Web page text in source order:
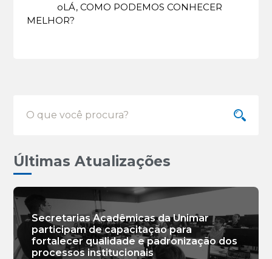
oLÁ, COMO PODEMOS CONHECER
MELHOR?
Últimas Atualizações
Secretarias Acadêmicas da Unimar
participam de capacitação para
fortalecer qualidade e padronização dos
processos institucionais